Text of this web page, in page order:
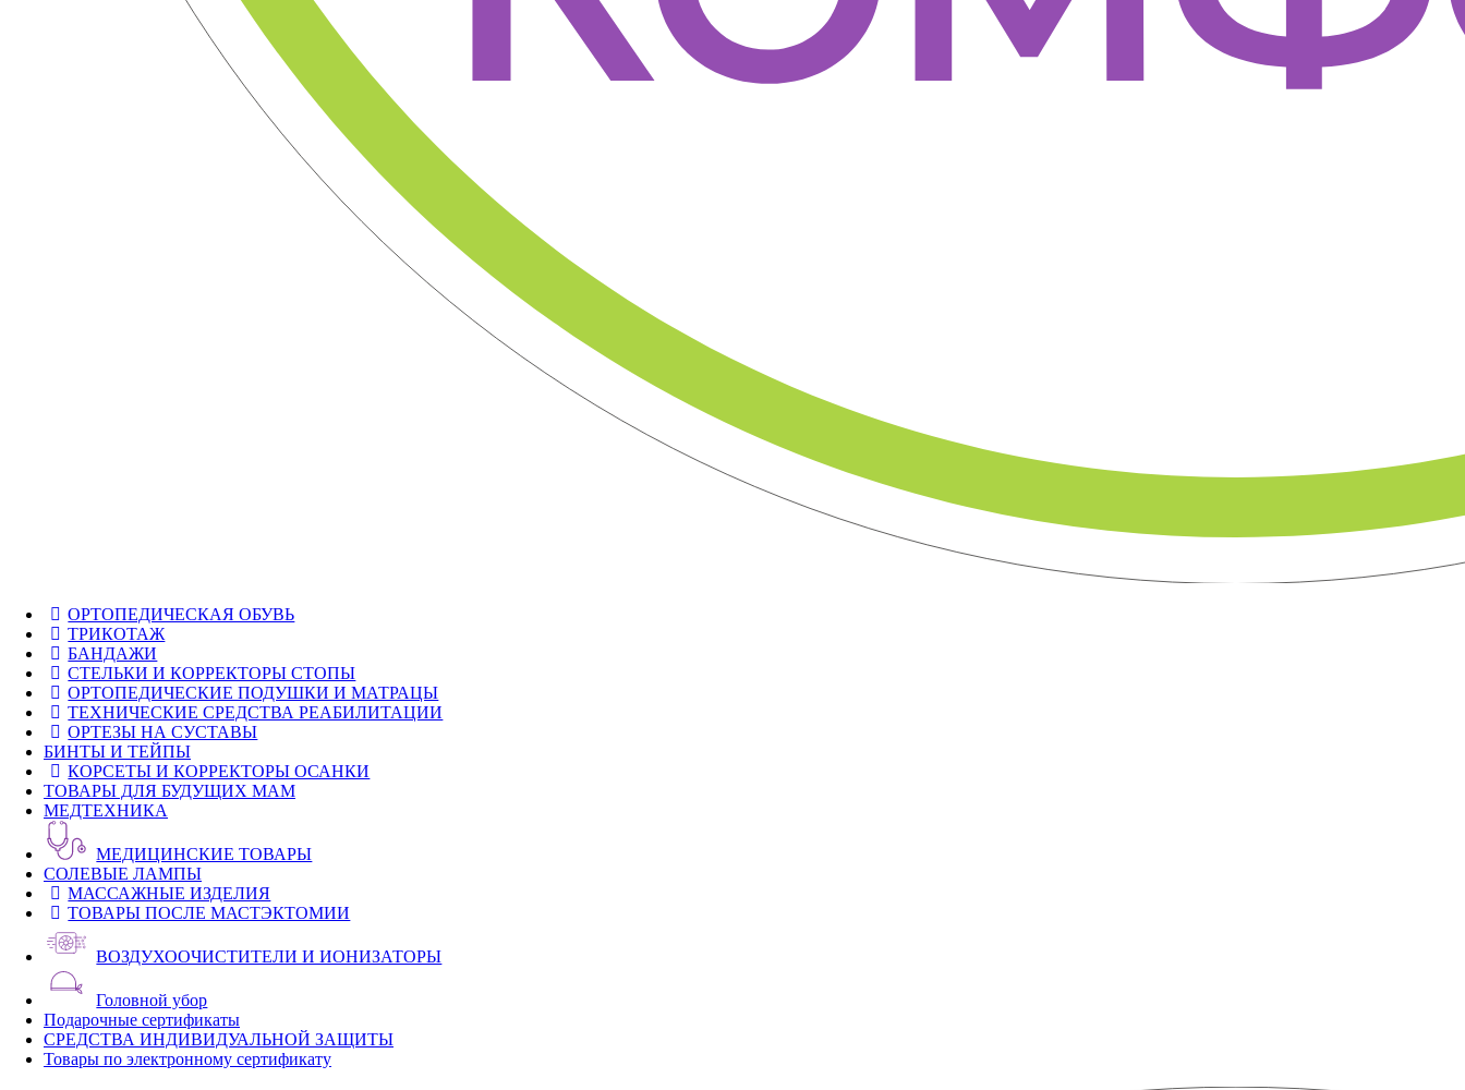
ОРТОПЕДИЧЕСКАЯ ОБУВЬ
ТРИКОТАЖ
БАНДАЖИ
СТЕЛЬКИ И КОРРЕКТОРЫ СТОПЫ
ОРТОПЕДИЧЕСКИЕ ПОДУШКИ И МАТРАЦЫ
ТЕХНИЧЕСКИЕ СРЕДСТВА РЕАБИЛИТАЦИИ
ОРТЕЗЫ НА СУСТАВЫ
БИНТЫ И ТЕЙПЫ
КОРСЕТЫ И КОРРЕКТОРЫ ОСАНКИ
ТОВАРЫ ДЛЯ БУДУЩИХ МАМ
МЕДТЕХНИКА
МЕДИЦИНСКИЕ ТОВАРЫ
СОЛЕВЫЕ ЛАМПЫ
МАССАЖНЫЕ ИЗДЕЛИЯ
ТОВАРЫ ПОСЛЕ МАСТЭКТОМИИ
ВОЗДУХООЧИСТИТЕЛИ И ИОНИЗАТОРЫ
Головной убор
Подарочные сертификаты
СРЕДСТВА ИНДИВИДУАЛЬНОЙ ЗАЩИТЫ
Товары по электронному сертификату